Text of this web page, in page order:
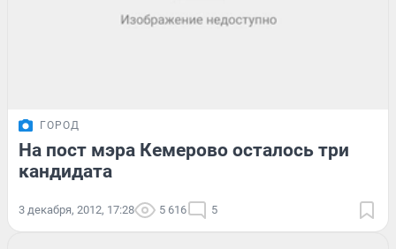
ГОРОД
На пост мэра Кемерово осталось три
кандидата
3 декабря, 2012, 17:28 5 616 5